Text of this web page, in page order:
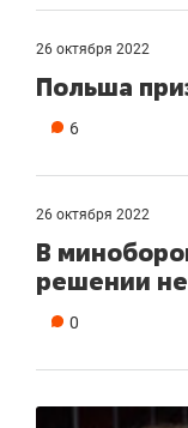
26 октября 2022
Польша
6
26 октября 2022
В
решении
0